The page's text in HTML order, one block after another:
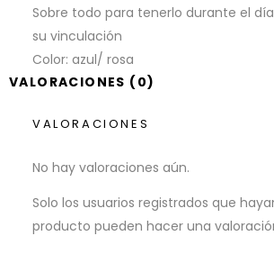
Sobre todo para tenerlo durante el
su vinculación
Color: azul/ rosa
VALORACIONES (0)
VALORACIONES
No hay valoraciones aún.
Solo los usuarios registrados que
producto pueden hacer una